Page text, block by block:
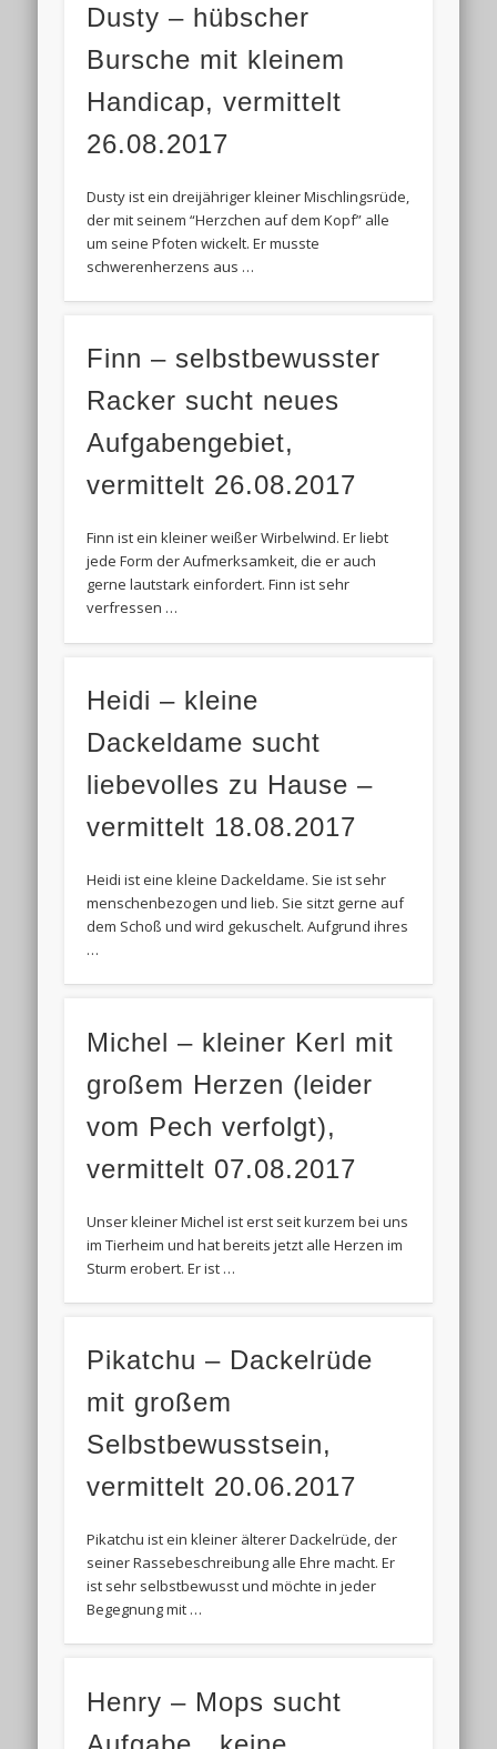
Dusty – hübscher
Bursche mit kleinem
Handicap, vermittelt
26.08.2017
Dusty ist ein dreijähriger kleiner Mischlingsrüde,
der mit seinem “Herzchen auf dem Kopf” alle
um seine Pfoten wickelt. Er musste
schwerenherzens aus …
Finn – selbstbewusster
Racker sucht neues
Aufgabengebiet,
vermittelt 26.08.2017
Finn ist ein kleiner weißer Wirbelwind. Er liebt
jede Form der Aufmerksamkeit, die er auch
gerne lautstark einfordert. Finn ist sehr
verfressen …
Heidi – kleine
Dackeldame sucht
liebevolles zu Hause –
vermittelt 18.08.2017
Heidi ist eine kleine Dackeldame. Sie ist sehr
menschenbezogen und lieb. Sie sitzt gerne auf
dem Schoß und wird gekuschelt. Aufgrund ihres
…
Michel – kleiner Kerl mit
großem Herzen (leider
vom Pech verfolgt),
vermittelt 07.08.2017
Unser kleiner Michel ist erst seit kurzem bei uns
im Tierheim und hat bereits jetzt alle Herzen im
Sturm erobert. Er ist …
Pikatchu – Dackelrüde
mit großem
Selbstbewusstsein,
vermittelt 20.06.2017
Pikatchu ist ein kleiner älterer Dackelrüde, der
seiner Rassebeschreibung alle Ehre macht. Er
ist sehr selbstbewusst und möchte in jeder
Begegnung mit …
Henry – Mops sucht